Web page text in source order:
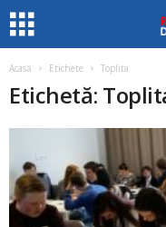
Acasă Etichete Toplita
Etichetă: